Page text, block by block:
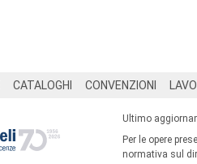
CATALOGHI CONVENZIONI
Ultimo
Per le opere
normativa sul